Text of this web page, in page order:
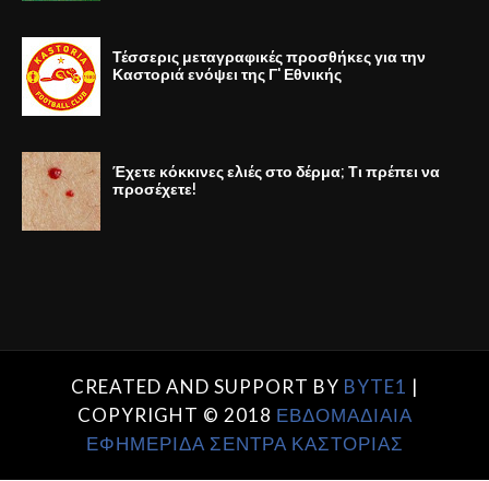
Τέσσερις μεταγραφικές προσθήκες για την
Καστοριά ενόψει της Γ' Εθνικής
Έχετε κόκκινες ελιές στο δέρμα; Τι πρέπει να
προσέχετε!
CREATED AND SUPPORT BY BYTE1 |
COPYRIGHT © 2018 ΕΒΔΟΜΑΔΙΑΙΑ
ΕΦΗΜΕΡΙΔΑ ΣΕΝΤΡΑ ΚΑΣΤΟΡΙΑΣ